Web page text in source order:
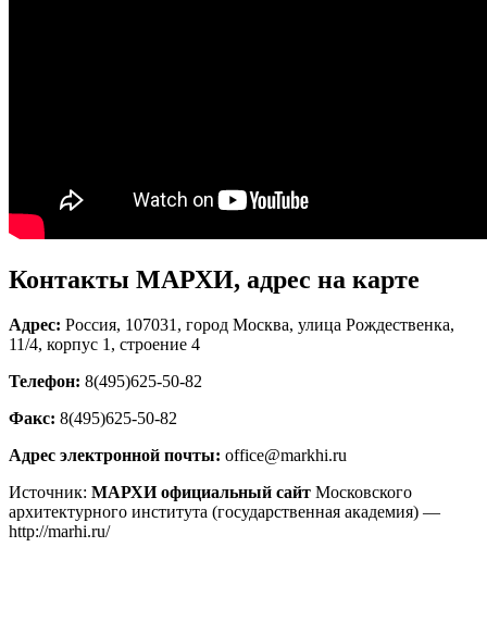
Контакты МАРХИ, адрес на карте
Адрес: Россия, 107031, город Москва, улица Рождественка,
11/4, корпус 1, строение 4
Телефон: 8(495)625-50-82
Факс: 8(495)625-50-82
Адрес электронной почты: office@markhi.ru
Источник: МАРХИ официальный сайт Московского
архитектурного института (государственная академия) —
http://marhi.ru/